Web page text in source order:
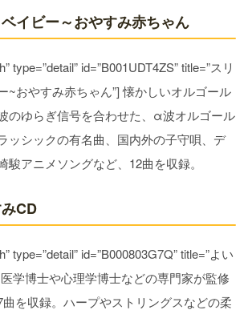
イビー～おやすみ赤ちゃん
type=”detail” id=”B001UDT4ZS” title=”スリ
~おやすみ赤ちゃん”] 懐かしいオルゴール
のゆらぎ信号を合わせた、α波オルゴール
ッシックの有名曲、国内外の子守唄、デ
駿アニメソングなど、12曲を収録。
CD
type=”detail” id=”B000803G7Q” title=”よい
学博士や心理学博士などの専門家が監修
を収録。ハープやストリングスなどの柔